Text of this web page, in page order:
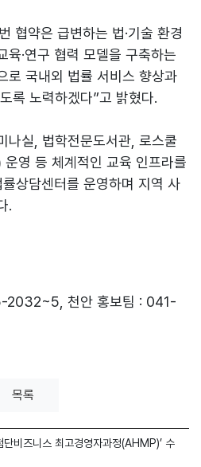
협약은 급변하는 법·기술 환경
육·연구 협력 모델을 구축하는
로 국내외 법률 서비스 향상과
록 노력하겠다”고 밝혔다.
나실, 법학전문도서관, 로스쿨
영 등 체계적인 교육 인프라를
상담센터를 운영하며 지역 사
.
2032~5, 천안 홍보팀 : 041-
목록
단비즈니스 최고경영자과정(AHMP)’ 수